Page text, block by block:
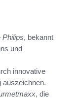
Philips, bekannt
und
innovative
auszeichnen.
, die